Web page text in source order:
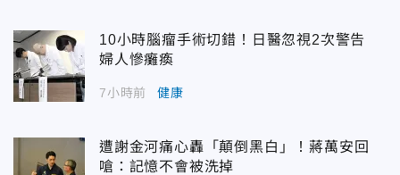
10小時腦瘤手術切錯！日醫忽視2次警告
婦人慘癱瘓
7小時前 健康
遭謝金河痛心轟「顛倒黑白」！蔣萬安回
嗆：記憶不會被洗掉